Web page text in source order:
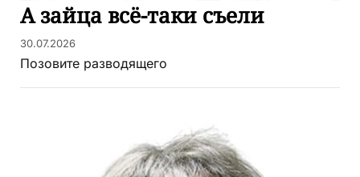
А зайца всё-таки съели
30.07.2026
Позовите разводящего